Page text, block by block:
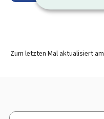
Zum letzten Mal aktualisiert am